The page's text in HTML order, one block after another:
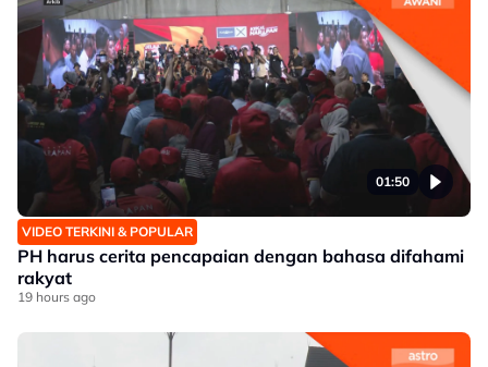
01:50
VIDEO TERKINI & POPULAR
PH harus cerita pencapaian dengan bahasa difahami
rakyat
19 hours ago